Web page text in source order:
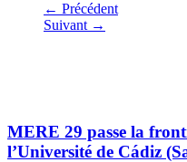
← Précédent
Suivant →
MERE 29 passe la
l’Université de Cádiz